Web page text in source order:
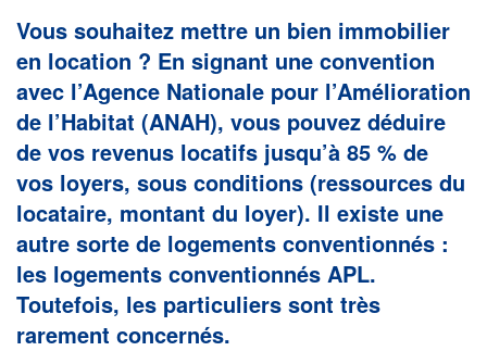
Vous souhaitez mettre un bien immobilier
en location ? En signant une convention
avec l’Agence Nationale pour l’Amélioration
de l’Habitat (ANAH), vous pouvez déduire
de vos revenus locatifs jusqu’à 85 % de
vos loyers, sous conditions (ressources du
locataire, montant du loyer). Il existe une
autre sorte de logements conventionnés :
les logements conventionnés APL.
Toutefois, les particuliers sont très
rarement concernés.